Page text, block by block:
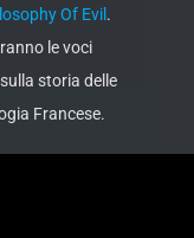
Of Evil .
le voci
storia delle
Francese.